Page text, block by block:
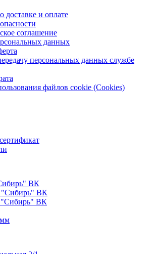
и оплате
соглашение
данных
персональных данных службе
файлов cookie (Cookies)
ВК
"Сибирь" ВК
"Сибирь" ВК